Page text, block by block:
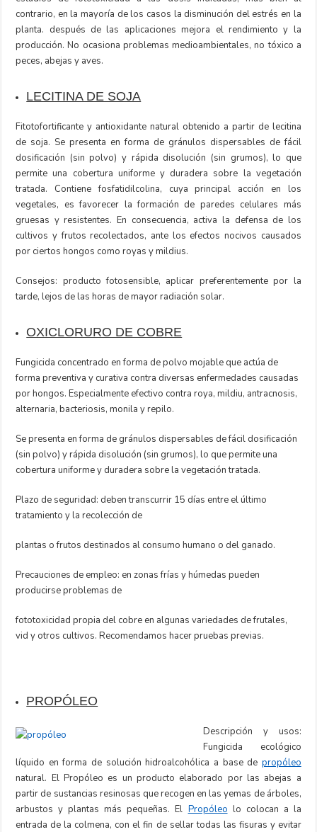
contrario, en la mayoría de los casos la disminución del estrés en la
planta. después de las aplicaciones mejora el rendimiento y la
producción. No ocasiona problemas medioambientales, no tóxico a
peces, abejas y aves.
LECITINA DE SOJA
Fitotofortificante y antioxidante natural obtenido a partir de lecitina
de soja. Se presenta en forma de gránulos dispersables de fácil
dosificación (sin polvo) y rápida disolución (sin grumos), lo que
permite una cobertura uniforme y duradera sobre la vegetación
tratada. Contiene fosfatidilcolina, cuya principal acción en los
vegetales, es favorecer la formación de paredes celulares más
gruesas y resistentes. En consecuencia, activa la defensa de los
cultivos y frutos recolectados, ante los efectos nocivos causados
por ciertos hongos como royas y mildius.
Consejos: producto fotosensible, aplicar preferentemente por la
tarde, lejos de las horas de mayor radiación solar.
OXICLORURO DE COBRE
Fungicida concentrado en forma de polvo mojable que actúa de
forma preventiva y curativa contra diversas enfermedades causadas
por hongos. Especialmente efectivo contra roya, mildiu, antracnosis,
alternaria, bacteriosis, monila y repilo.
Se presenta en forma de gránulos dispersables de fácil dosificación
(sin polvo) y rápida disolución (sin grumos), lo que permite una
cobertura uniforme y duradera sobre la vegetación tratada.
Plazo de seguridad: deben transcurrir 15 días entre el último
tratamiento y la recolección de
plantas o frutos destinados al consumo humano o del ganado.
Precauciones de empleo: en zonas frías y húmedas pueden
producirse problemas de
fototoxicidad propia del cobre en algunas variedades de frutales,
vid y otros cultivos. Recomendamos hacer pruebas previas.
PROPÓLEO
Descripción y usos:
Fungicida ecológico
líquido en forma de solución hidroalcohólica a base de propóleo
natural. El Propóleo es un producto elaborado por las abejas a
partir de sustancias resinosas que recogen en las yemas de árboles,
arbustos y plantas más pequeñas. El Propóleo lo colocan a la
entrada de la colmena, con el fin de sellar todas las fisuras y evitar